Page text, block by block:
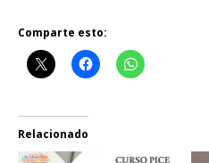
Comparte esto:
Relacionado